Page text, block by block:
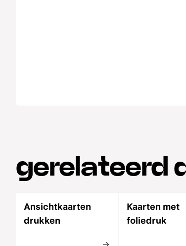
gerelateerd
Ansichtkaarten
drukken
Kaarten met
foliedruk